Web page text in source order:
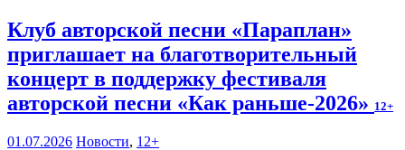
Клуб авторской песни «Параплан»
приглашает на благотворительный
концерт в поддержку фестиваля
авторской песни «Как раньше-2026» 12+
01.07.2026 Новости, 12+